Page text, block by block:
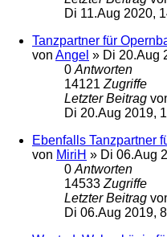
Di 11.Aug 2020,
Tanzpartner für
von Angel » Di 20.Aug
0 Antworten
14121 Zugriffe
Letzter Beitrag
Di 20.Aug 2019,
Ebenfalls Tanzpartner
von MiriH » Di 06.Aug
0 Antworten
14533 Zugriffe
Letzter Beitrag
Di 06.Aug 2019,